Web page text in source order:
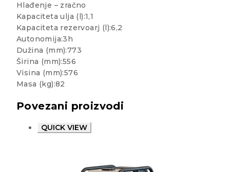
Hlađenje – zračno
Kapaciteta ulja (l):1,1
Kapaciteta rezervoarj (l):6,2
Autonomija:3h
Dužina (mm):773
Širina (mm):556
Visina (mm):576
Masa (kg):82
Povezani proizvodi
QUICK VIEW